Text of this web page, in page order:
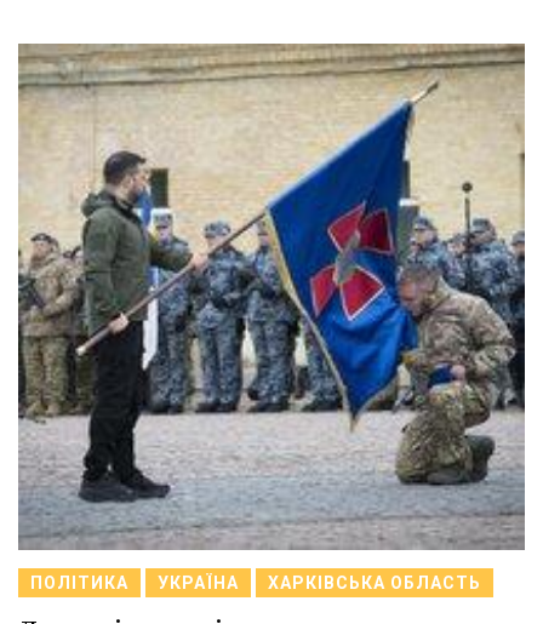
ПОЛІТИКА УКРАЇНА ХАРКІВСЬКА ОБЛАСТЬ